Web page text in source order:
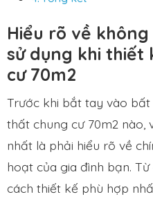
Hiểu rõ về
sử dụng khi thiết
cư 70m2
Trước khi bắt tay vào
thất chung cư 70m2 nào,
nhất là phải hiểu rõ về
hoạt của gia đình bạn.
cách thiết kế phù hợp